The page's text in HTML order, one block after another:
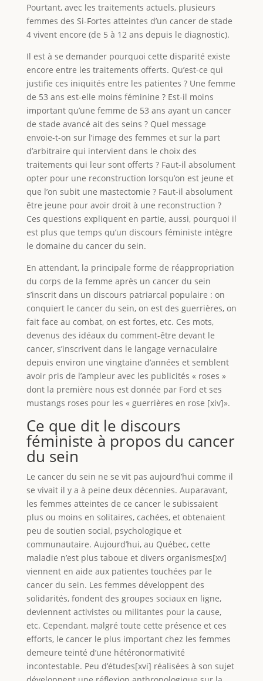
Pourtant, avec les traitements actuels, plusieurs
femmes des Si-Fortes atteintes d’un cancer de stade
4 vivent encore (de 5 à 12 ans depuis le diagnostic).
Il est à se demander pourquoi cette disparité existe
encore entre les traitements offerts. Qu’est-ce qui
justifie ces iniquités entre les patientes ? Une femme
de 53 ans est-elle moins féminine ? Est-il moins
important qu’une femme de 53 ans ayant un cancer
de stade avancé ait des seins ? Quel message
envoie-t-on sur l’image des femmes et sur la part
d’arbitraire qui intervient dans le choix des
traitements qui leur sont offerts ? Faut-il absolument
opter pour une reconstruction lorsqu’on est jeune et
que l’on subit une mastectomie ? Faut-il absolument
être jeune pour avoir droit à une reconstruction ?
Ces questions expliquent en partie, aussi, pourquoi il
est plus que temps qu’un discours féministe intègre
le domaine du cancer du sein.
En attendant, la principale forme de réappropriation
du corps de la femme après un cancer du sein
s’inscrit dans un discours patriarcal populaire : on
conquiert le cancer du sein, on est des guerrières, on
fait face au combat, on est fortes, etc. Ces mots,
devenus des idéaux du comment-être devant le
cancer, s’inscrivent dans le langage vernaculaire
depuis environ une vingtaine d’années et semblent
avoir pris de l’ampleur avec les publicités « roses »
dont la première nous est donnée par Ford et ses
mustangs roses pour les « guerrières en rose [xiv]».
Ce que dit le discours
féministe à propos du cancer
du sein
Le cancer du sein ne se vit pas aujourd’hui comme il
se vivait il y a à peine deux décennies. Auparavant,
les femmes atteintes de ce cancer le subissaient
plus ou moins en solitaires, cachées, et obtenaient
peu de soutien social, psychologique et
communautaire. Aujourd’hui, au Québec, cette
maladie n’est plus taboue et divers organismes[xv]
viennent en aide aux patientes touchées par le
cancer du sein. Les femmes développent des
solidarités, fondent des groupes sociaux en ligne,
deviennent activistes ou militantes pour la cause,
etc. Cependant, malgré toute cette présence et ces
efforts, le cancer le plus important chez les femmes
demeure teinté d’une hétéronormativité
incontestable. Peu d’études[xvi] réalisées à son sujet